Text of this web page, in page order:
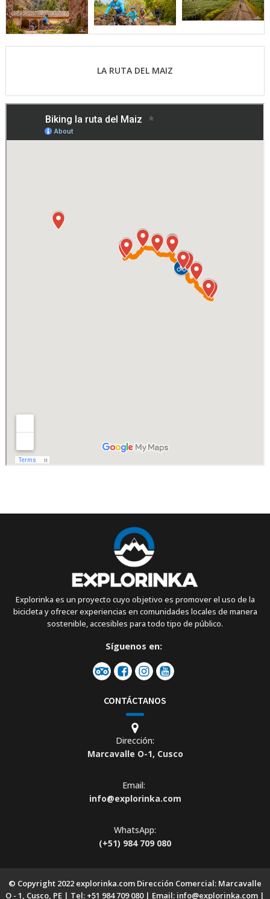
LA RUTA DEL MAIZ
Explorinka es un proyecto cuyo objetivo es promover el uso de la
bicicleta y ofrecer experiencias en comunidades locales de manera
sostenible, accesibles para todo tipo de público.
Síguenos en:
CONTÁCTANOS
Dirección:
Marcavalle O-1, Cusco
Email:
info@explorinka.com
WhatsApp:
(+51) 984 709 080
© Copyright 2022 explorinka.com Dirección Comercial: Marcavalle
O - 1, Cusco, PE | Tel: +51 984 709 080 | Email: info@explorinka.com |